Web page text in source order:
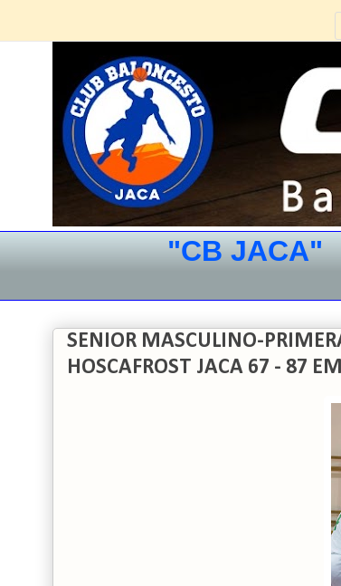
"CB JACA" ***
SENIOR MASCULINO-
HOSCAFROST JACA 67 - 87